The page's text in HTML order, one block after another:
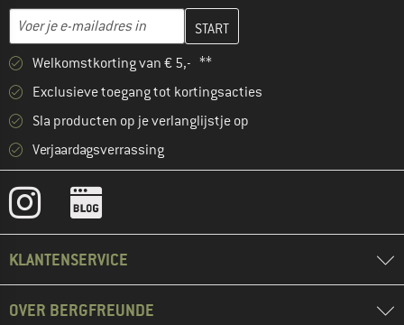
E-mailadres
Vul je e-mailadres hier in en maak in de volgende stap je
Welkomstkorting van € 5,- **
Exclusieve toegang tot kortingsacties
Sla producten op je verlanglijstje op
Verjaardagsverrassing
KLANTENSERVICE
OVER BERGFREUNDE